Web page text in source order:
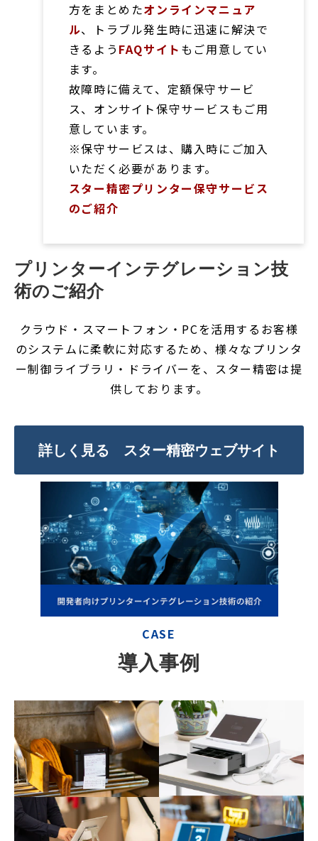
方をまとめたオンラインマニュア
ル、トラブル発生時に迅速に解決で
きるよう FAQサイト もご用意してい
ます。
故障時に備えて、定額保守サービ
ス、オンサイト保守サービスもご用
意しています。
※保守サービスは、購入時にご加入
いただく必要があります。
スター精密プリンター保守サービス
のご紹介
プリンターインテグレーション技
術のご紹介
クラウド・スマートフォン・PCを活用するお客様
のシステムに柔軟に対応するため、様々なプリンタ
ー制御ライブラリ・ドライバーを、スター精密は提
供しております。
詳しく見る スター精密ウェブサイト
CASE
導入事例